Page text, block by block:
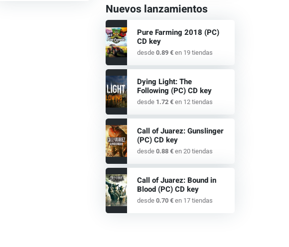
Nuevos lanzamientos
Pure Farming 2018 (PC)
CD key
desde 0.89 €en 19 tiendas
Dying Light: The
Following (PC) CD key
desde 1.72 €en 12 tiendas
Call of Juarez: Gunslinger
(PC) CD key
desde 0.88 €en 20 tiendas
Call of Juarez: Bound in
Blood (PC) CD key
desde 0.70 €en 17 tiendas